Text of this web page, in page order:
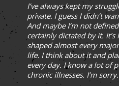
I’ve always kept my
private. I guess I didn’t
And maybe I’m not
certainly dictated by it.
shaped almost every
life. I think about it and
every day. I know a lot of
chronic illnesses. I’m